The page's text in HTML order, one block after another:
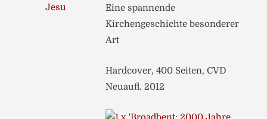
Eine spannende
Kirchengeschichte besonderer
Art
Hardcover, 400 Seiten, CVD
Neuaufl. 2012